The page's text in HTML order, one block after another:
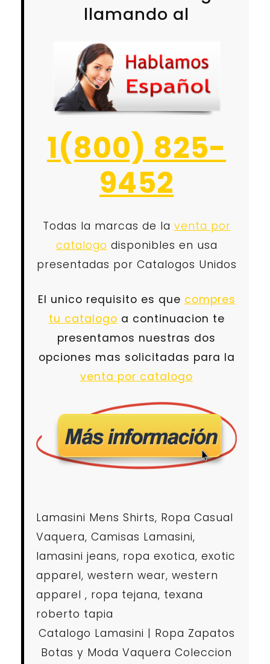
llamando al
1(800) 825-
9452
Todas la marcas de la venta por
catalogo disponibles en usa
presentadas por Catalogos Unidos
El unico requisito es que compres
tu catalogo a continuacion te
presentamos nuestras dos
opciones mas solicitadas para la
venta por catalogo
Lamasini Mens Shirts, Ropa Casual
Vaquera, Camisas Lamasini,
lamasini jeans, ropa exotica, exotic
apparel, western wear, western
apparel , ropa tejana, texana
roberto tapia
Catalogo Lamasini | Ropa Zapatos
Botas y Moda Vaquera Coleccion